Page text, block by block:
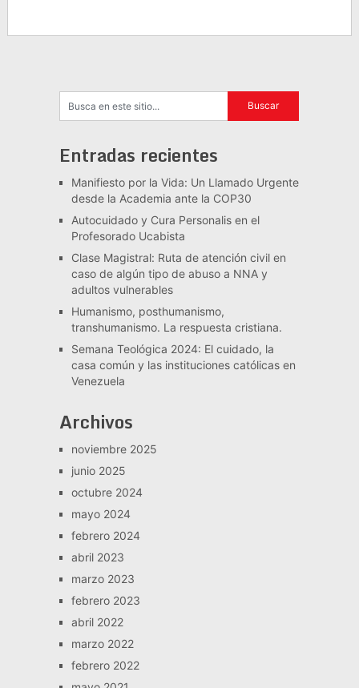
Entradas recientes
Manifiesto por la Vida: Un Llamado Urgente
desde la Academia ante la COP30
Autocuidado y Cura Personalis en el
Profesorado Ucabista
Clase Magistral: Ruta de atención civil en
caso de algún tipo de abuso a NNA y
adultos vulnerables
Humanismo, posthumanismo,
transhumanismo. La respuesta cristiana.
Semana Teológica 2024: El cuidado, la
casa común y las instituciones católicas en
Venezuela
Archivos
noviembre 2025
junio 2025
octubre 2024
mayo 2024
febrero 2024
abril 2023
marzo 2023
febrero 2023
abril 2022
marzo 2022
febrero 2022